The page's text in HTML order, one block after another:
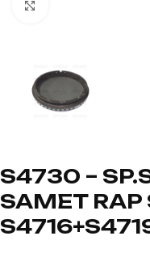
S4730 –
SAMET